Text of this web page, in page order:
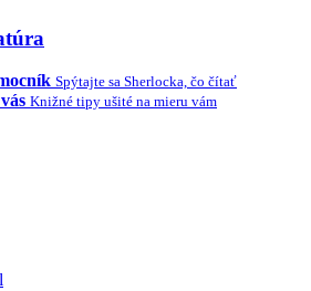
Spýtajte sa Sherlocka, čo čítať
Knižné tipy ušité na mieru vám